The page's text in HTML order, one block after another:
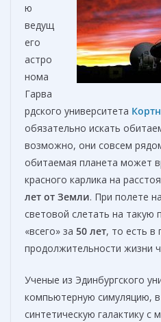
ю
ведущ
его
астро
нома
Гарва
рдского университета
обязательно искать
возможно, они совсем
обитаемая планета может
красного карлика на
лет от Земли. При полете
световой слетать на
«всего» за 50 лет, то есть в
продолжительности жизни
Ученые из Эдинбургского
компьютерную симуляцию,
синтетическую галактику с